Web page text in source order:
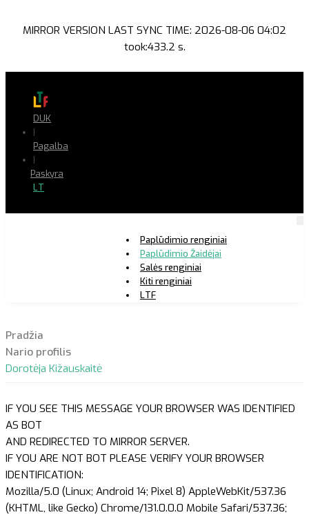
MIRROR VERSION LAST SYNC TIME: 2026-08-06 04:02
took:433.2 s.
DUK
|
Pagalba
|
Paskyra
LT
Paplūdimio renginiai
Paplūdimio Žaidėjai
Salės renginiai
Kiti renginiai
LTF
Pradžia
Nario profilis
Dorotėja Kižauskaitė
IF YOU SEE THIS MESSAGE YOUR BROWSER WAS IDENTIFIED
AS BOT
AND REDIRECTED TO MIRROR SERVER.
IF YOU ARE NOT BOT PLEASE VERIFY YOUR BROWSER
IDENTIFICATION:
Mozilla/5.0 (Linux; Android 14; Pixel 8) AppleWebKit/537.36
(KHTML, like Gecko) Chrome/131.0.0.0 Mobile Safari/537.36;